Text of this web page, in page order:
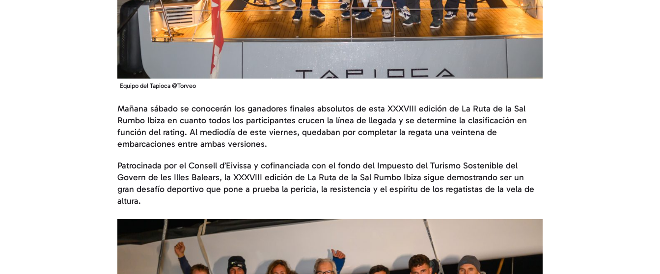
Equipo del Tapioca @Torveo
Mañana sábado se conocerán los ganadores finales absolutos de esta XXXVIII edición de La Ruta de la Sal
Rumbo Ibiza en cuanto todos los participantes crucen la línea de llegada y se determine la clasificación en
función del rating. Al mediodía de este viernes, quedaban por completar la regata una veintena de
embarcaciones entre ambas versiones.
Patrocinada por el Consell d’Eivissa y cofinanciada con el fondo del Impuesto del Turismo Sostenible del
Govern de les Illes Balears, la XXXVIII edición de La Ruta de la Sal Rumbo Ibiza sigue demostrando ser un
gran desafío deportivo que pone a prueba la pericia, la resistencia y el espíritu de los regatistas de la vela de
altura.